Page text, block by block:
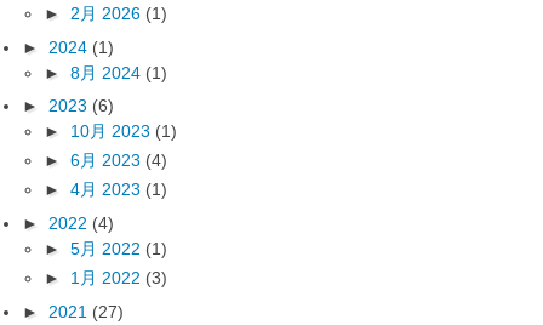
► 2月 2026 (1)
► 2024 (1)
► 8月 2024 (1)
► 2023 (6)
► 10月 2023 (1)
► 6月 2023 (4)
► 4月 2023 (1)
► 2022 (4)
► 5月 2022 (1)
► 1月 2022 (3)
► 2021 (27)